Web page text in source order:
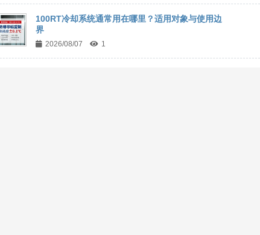
100RT冷却系统通常用在哪里？适用对象与使用边
界
2026/08/07 1